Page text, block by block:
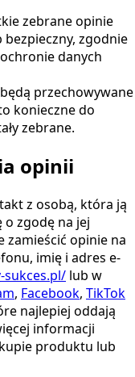
zebrane opinie
zgodnie
danych
przechowywane
konieczne do
zebrane.
opinii
z osobą, która ją
o zgodę na jej
zamieścić opinie na
imię i adres e-
lub w
, Facebook, TikTok
najlepiej oddają
informacji
produktu lub